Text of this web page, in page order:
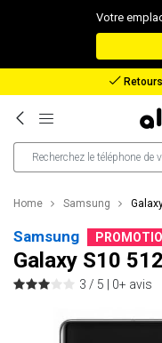
Votre
Home Samsung
Samsung
Galaxy S10
3 / 5 | 0+ avis